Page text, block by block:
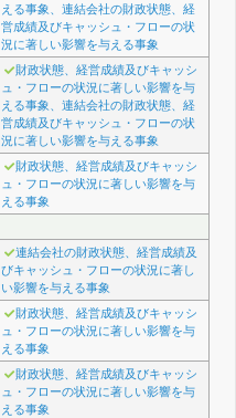
える事象、連結会社の財政状態、経
営成績及びキャッシュ・フローの状
況に著しい影響を与える事象
財政状態、経営成績及びキャッシ
ュ・フローの状況に著しい影響を与
える事象、連結会社の財政状態、経
営成績及びキャッシュ・フローの状
況に著しい影響を与える事象
財政状態、経営成績及びキャッシ
ュ・フローの状況に著しい影響を与
える事象
連結会社の財政状態、経営成績及
びキャッシュ・フローの状況に著し
い影響を与える事象
財政状態、経営成績及びキャッシ
ュ・フローの状況に著しい影響を与
える事象
財政状態、経営成績及びキャッシ
ュ・フローの状況に著しい影響を与
える事象